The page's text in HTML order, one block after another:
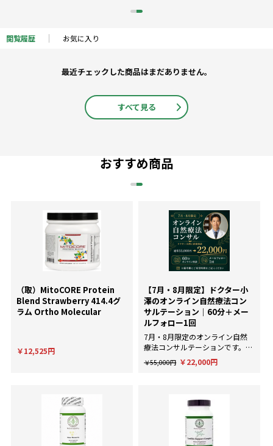
閲覧履歴 お気に入り
最近チェックした商品はまだありません。
すべて見る
おすすめ商品
（取）MitoCORE Protein
Blend Strawberry 414.4グ
ラム Ortho Molecular
￥12,525円
【7月・8月限定】ドクター小
澤のオンライン自然療法コン
サルテーション｜60分＋メー
ルフォロー1回
7月・8月限定のオンライン自然
療法コンサルテーションです。AI
による一般的な回答ではなく、臨
床経験にもとづいた個別のアドバ
￥55,000円 ￥22,000円